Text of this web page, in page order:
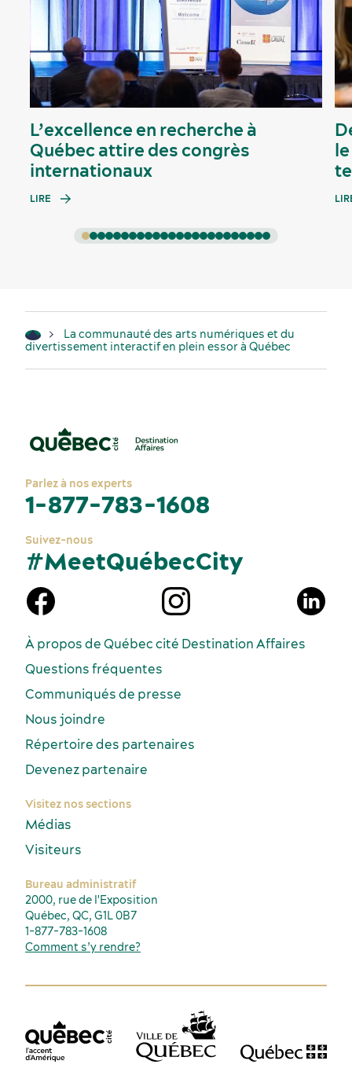
L’excellence en recherche à
Québec attire des congrès
internationaux
LIRE
La communauté des arts numériques et du
divertissement interactif en plein essor à Québec
Parlez à nos experts
1-877-783-1608
Suivez-nous
#MeetQuébecCity
À propos de Québec cité Destination Affaires
Questions fréquentes
Communiqués de presse
Nous joindre
Répertoire des partenaires
Devenez partenaire
Visitez nos sections
Médias
Visiteurs
Bureau administratif
2000, rue de l'Exposition
Québec, QC, G1L 0B7
1-877-783-1608
Comment s’y rendre?